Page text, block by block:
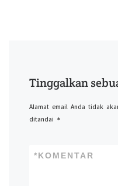
Tinggalkan
Alamat email Anda tidak
ditandai *
KOMENTAR
*